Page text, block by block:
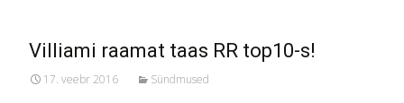
Villiami raamat taas RR top10-s!
17. veebr 2016 Sündmused